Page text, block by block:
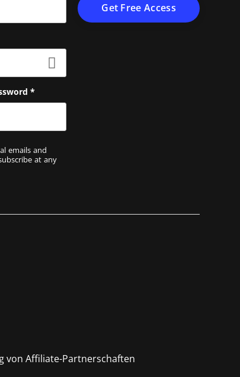
*
emails and
at any
von Affiliate-Partnerschaften